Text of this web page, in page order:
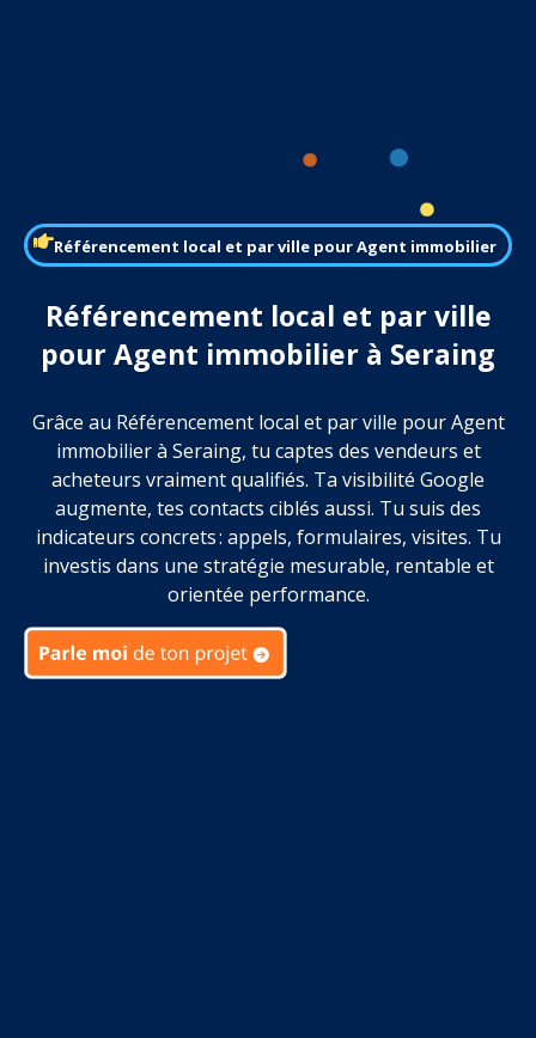
Référencement local et par ville pour Agent immobilier
Référencement local et par ville
pour Agent immobilier à Seraing
Grâce au Référencement local et par ville pour Agent
immobilier à Seraing, tu captes des vendeurs et
acheteurs vraiment qualifiés. Ta visibilité Google
augmente, tes contacts ciblés aussi. Tu suis des
indicateurs concrets : appels, formulaires, visites. Tu
investis dans une stratégie mesurable, rentable et
orientée performance.